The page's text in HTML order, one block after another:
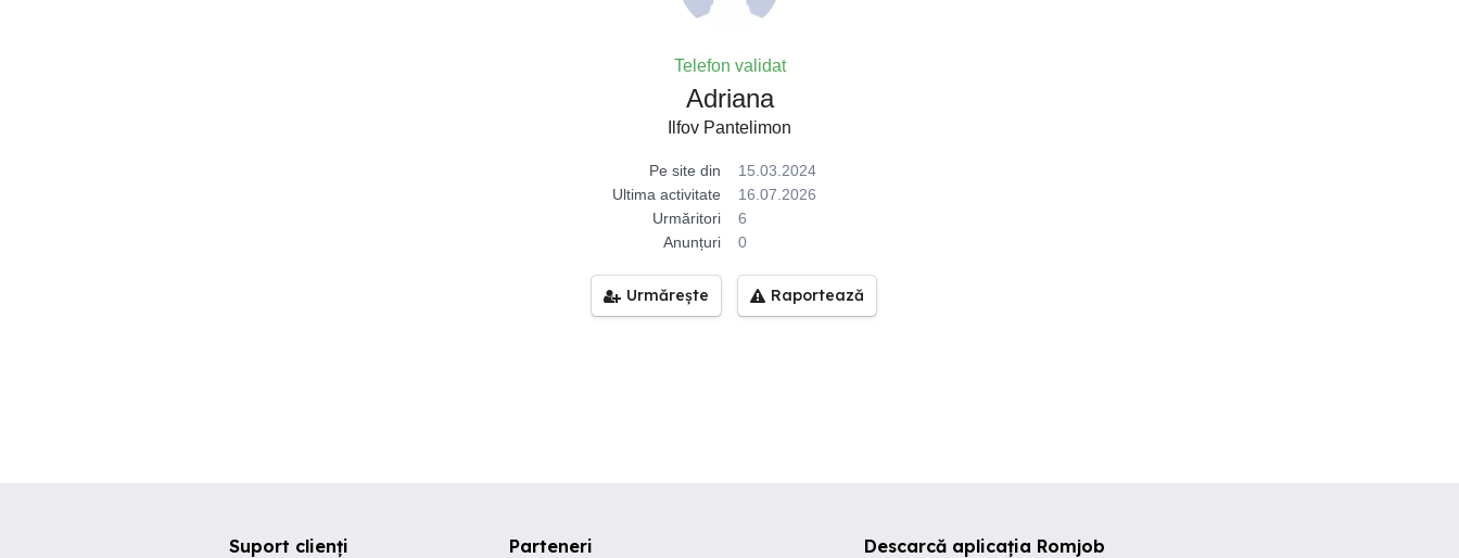
Telefon validat
Adriana
Ilfov Pantelimon
Pe site din
15.03.2024
Ultima activitate
16.07.2026
Urmăritori
6
Anunțuri
0
Urmărește Raportează
Descarcă aplicația Romjob
Suport clienți Parteneri